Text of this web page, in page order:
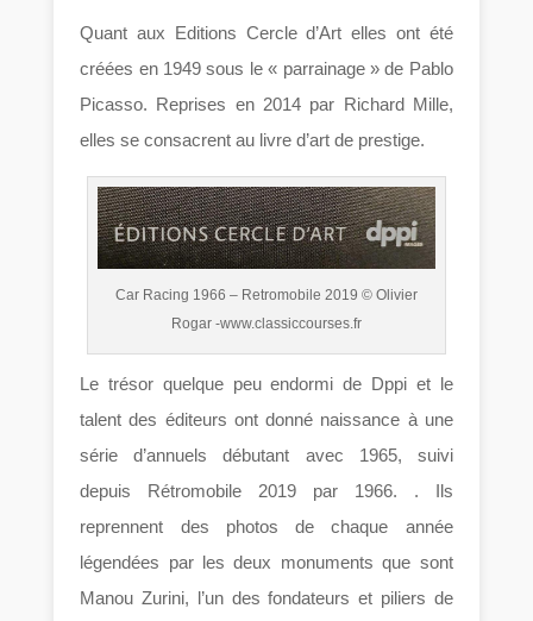
Quant aux Editions Cercle d’Art elles ont été
créées en 1949 sous le « parrainage » de Pablo
Picasso. Reprises en 2014 par Richard Mille,
elles se consacrent au livre d’art de prestige.
Car Racing 1966 – Retromobile 2019 © Olivier
Rogar -www.classiccourses.fr
Le trésor quelque peu endormi de Dppi et le
talent des éditeurs ont donné naissance à une
série d’annuels débutant avec 1965, suivi
depuis Rétromobile 2019 par 1966. . Ils
reprennent des photos de chaque année
légendées par les deux monuments que sont
Manou Zurini, l’un des fondateurs et piliers de